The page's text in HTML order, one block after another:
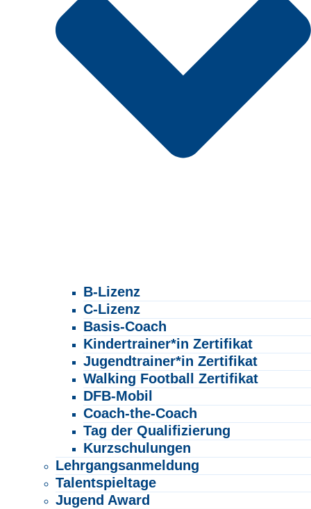
B-Lizenz
C-Lizenz
Basis-Coach
Kindertrainer*in Zertifikat
Jugendtrainer*in Zertifikat
Walking Football Zertifikat
DFB-Mobil
Coach-the-Coach
Tag der Qualifizierung
Kurzschulungen
Lehrgangsanmeldung
Talentspieltage
Jugend Award